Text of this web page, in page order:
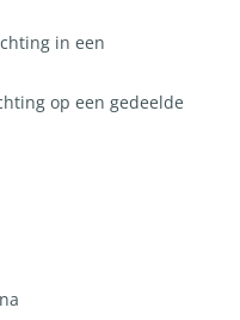
in een
op een gedeelde